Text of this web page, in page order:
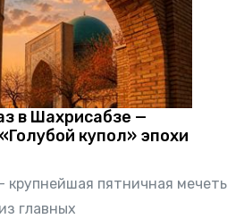
в Шахрисабзе —
купол» эпохи
крупнейшая пятничная мечеть
главных